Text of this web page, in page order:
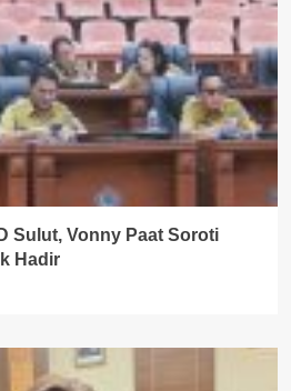
Sulut, Vonny Paat Soroti
Hadir